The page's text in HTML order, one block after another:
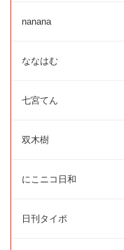
nanana
ななはむ
七宮てん
双木樹
にこニコ日和
日刊タイポ